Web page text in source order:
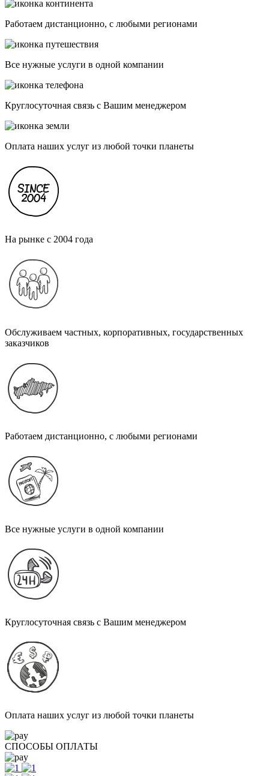
Работаем дистанционно, с любыми регионами
Все нужные услуги в одной компании
Круглосуточная связь с Вашим менеджером
Оплата наших услуг из любой точки планеты
На рынке с 2004 года
Обслуживаем частных, корпоративных, государственных
заказчиков
Работаем дистанционно, с любыми регионами
Все нужные услуги в одной компании
Круглосуточная связь с Вашим менеджером
Оплата наших услуг из любой точки планеты
СПОСОБЫ ОПЛАТЫ